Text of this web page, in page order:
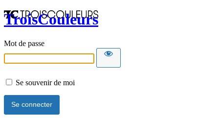
TroisCouleurs
Mot de passe
Se souvenir de moi